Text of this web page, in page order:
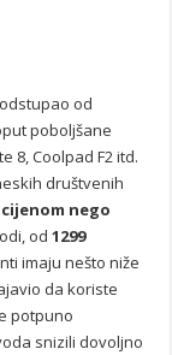
od
poboljšane
8, Coolpad F2 itd.
društvenih
cijenom nego
od1299
imaju nešto niže
da koriste
potpuno
snizili dovoljno